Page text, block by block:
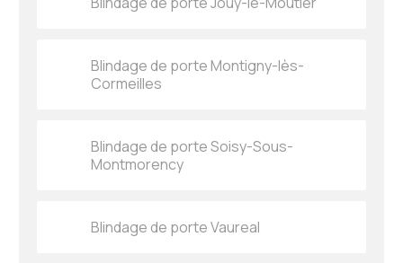
Blindage de porte Montigny-lès-
Cormeilles
Blindage de porte Soisy-Sous-
Montmorency
Blindage de porte Vaureal